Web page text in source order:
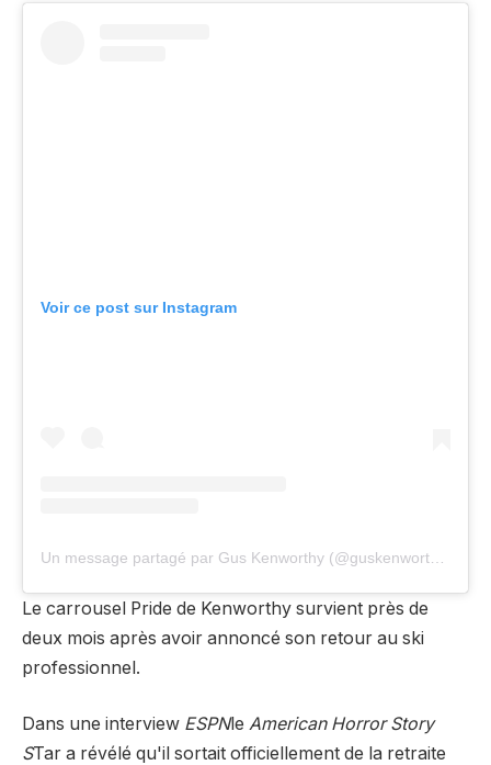
Voir ce post sur Instagram
Le carrousel Pride de Kenworthy survient près de
deux mois après avoir annoncé son retour au ski
professionnel.
Dans une interview ESPNle American Horror Story
STar a révélé qu'il sortait officiellement de la retraite